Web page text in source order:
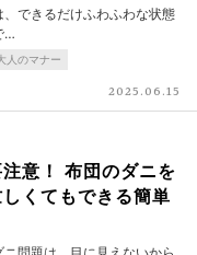
できるだけふわふわな状態
…
人のマナー
2025.06.15
意！ 布団のダニを
くてもできる簡単